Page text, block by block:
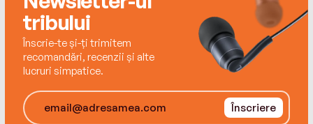
‘Five big fat stars’ Sue Moorcroft
tribului
Înscrie-te și-ți trimitem
recomandări, recenzii și alte
lucruri simpatice.
Înscriere